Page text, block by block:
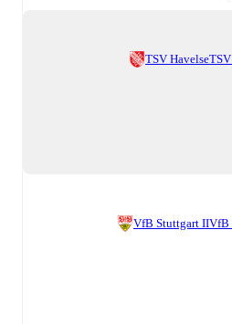
TSV Havelse
VfB Stuttgart IIVfB